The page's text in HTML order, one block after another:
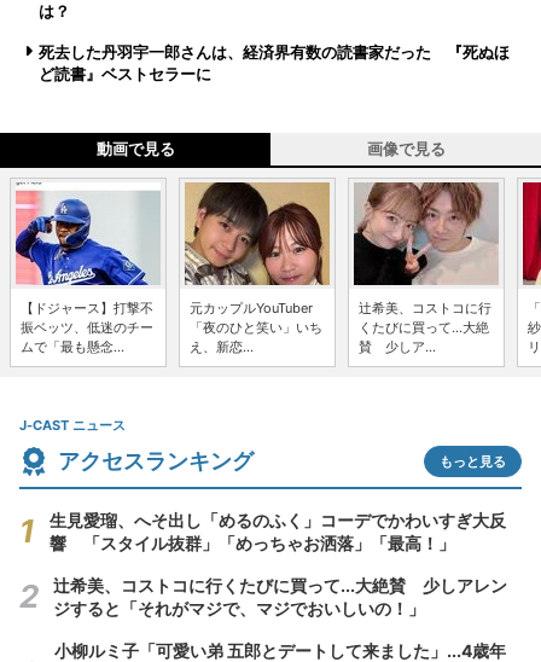
は？
死去した丹羽宇一郎さんは、経済界有数の読書家だった 『死ぬほ
ど読書』ベストセラーに
動画で見る 画像で見る
【ドジャース】打撃不
振ベッツ、低迷のチー
ムで「最も懸念...
元カップルYouTuber
「夜のひと笑い」いち
え、新恋...
辻希美、コストコに行
くたびに買って...大絶
賛 少しア...
J-CAST ニュース
アクセスランキング もっと見る
生見愛瑠、へそ出し「めるのふく」コーデでかわいすぎ大反
響 「スタイル抜群」「めっちゃお洒落」「最高！」
辻希美、コストコに行くたびに買って...大絶賛 少しアレン
ジすると「それがマジで、マジでおいしいの！」
小柳ルミ子「可愛い弟 五郎とデートして来ました」...4歳年